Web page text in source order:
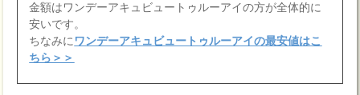
金額はワンデーアキュビュートゥルーアイの方が全体的に
安いです。
ちなみにワンデーアキュビュートゥルーアイの最安値はこ
ちら＞＞